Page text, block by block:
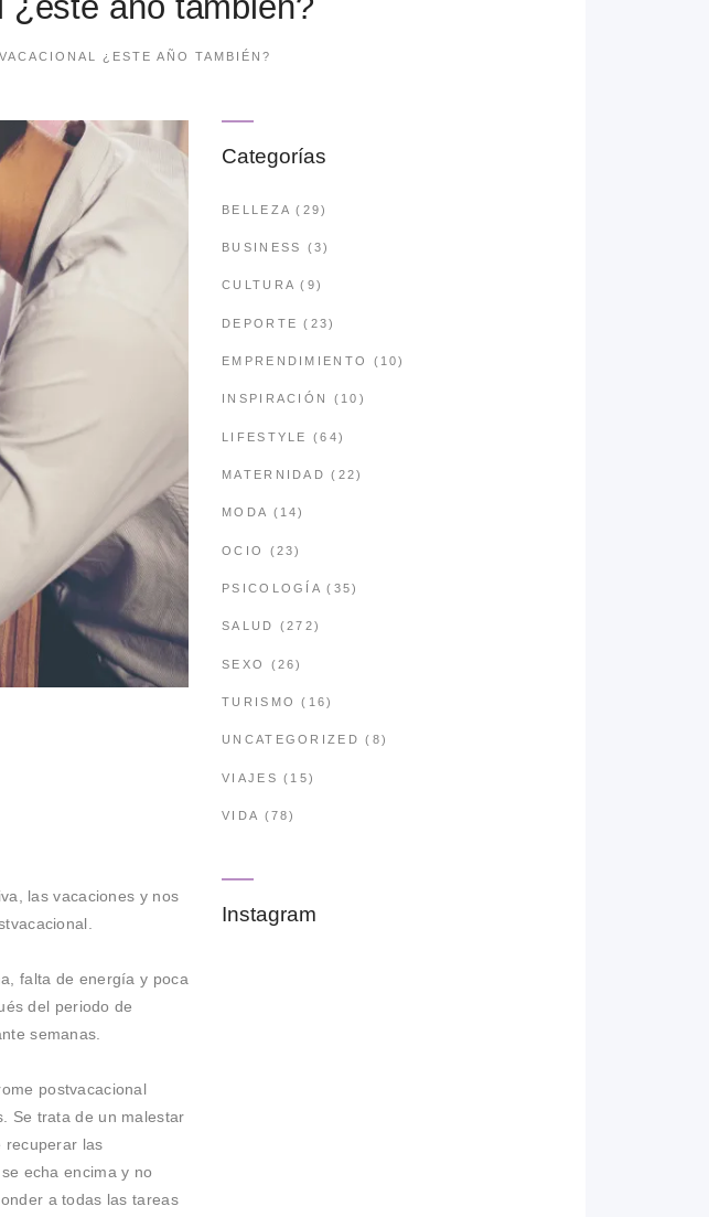
¿ESTE AÑO TAMBIÉN?
las vacaciones y nos
falta de energía y poca
del periodo de
semanas.
postvacacional
Se trata de un malestar
recuperar las
echa encima y no
a todas las tareas
Categorías
BELLEZA (29)
BUSINESS (3)
CULTURA (9)
DEPORTE (23)
EMPRENDIMIENTO (10)
INSPIRACIÓN (10)
LIFESTYLE (64)
MATERNIDAD (22)
MODA (14)
OCIO (23)
PSICOLOGÍA (35)
SALUD (272)
SEXO (26)
TURISMO (16)
UNCATEGORIZED (8)
VIAJES (15)
VIDA (78)
Instagram